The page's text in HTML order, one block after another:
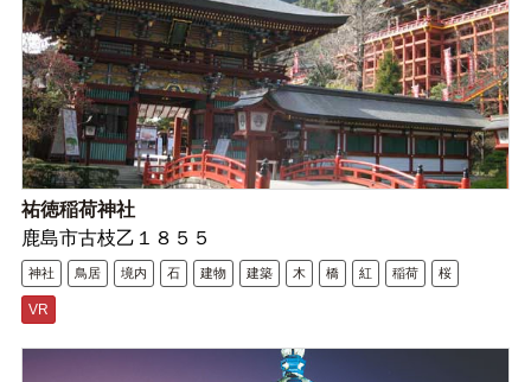
祐徳稲荷神社
鹿島市古枝乙１８５５
神社 鳥居 境内 石 建物 建築 木 橋 紅 稲荷 桜
VR